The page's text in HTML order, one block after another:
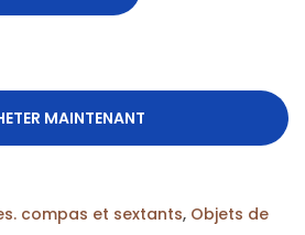
MAINTENANT
compas et sextants, Objets de